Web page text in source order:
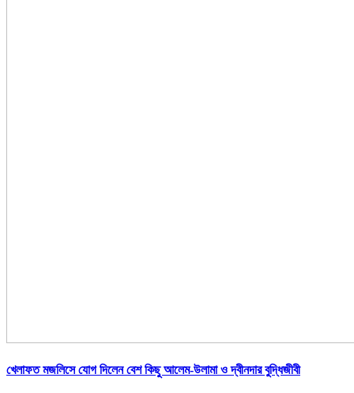
খেলাফত মজলিসে যোগ দিলেন বেশ কিছু আলেম-উলামা ও দ্বীনদার বুদ্ধিজীবী